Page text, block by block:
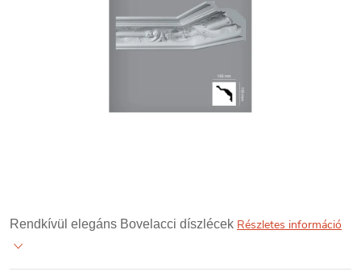
Rendkívül elegáns Bovelacci díszlécek Részletes információ